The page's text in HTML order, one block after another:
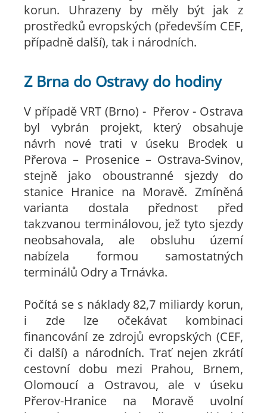
korun. Uhrazeny by měly být jak z
prostředků evropských (především CEF,
případně další), tak i národních.
Z Brna do Ostravy do hodiny
V případě VRT (Brno) - Přerov - Ostrava
byl vybrán projekt, který obsahuje
návrh nové trati v úseku Brodek u
Přerova – Prosenice – Ostrava-Svinov,
stejně jako oboustranné sjezdy do
stanice Hranice na Moravě. Zmíněná
varianta dostala přednost před
takzvanou terminálovou, jež tyto sjezdy
neobsahovala, ale obsluhu území
nabízela formou samostatných
terminálů Odry a Trnávka.
Počítá se s náklady 82,7 miliardy korun,
i zde lze očekávat kombinaci
financování ze zdrojů evropských (CEF,
či další) a národních. Trať nejen zkrátí
cestovní dobu mezi Prahou, Brnem,
Olomoucí a Ostravou, ale v úseku
Přerov-Hranice na Moravě uvolní